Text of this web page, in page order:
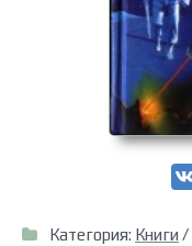
Категория: Книги /